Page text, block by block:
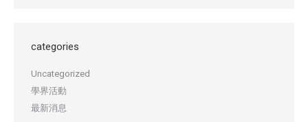
categories
Uncategorized
學界活動
最新消息